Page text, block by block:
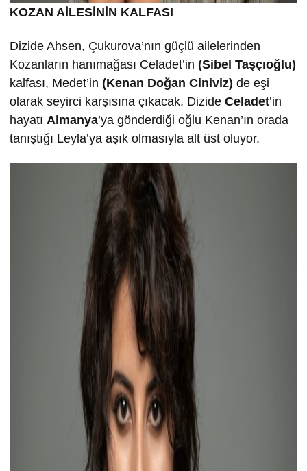
KOZAN AİLESİNİN KALFASI
Dizide Ahsen, Çukurova’nın güçlü ailelerinden
Kozanların hanımağası Celadet’in (Sibel Taşçıoğlu)
kalfası, Medet’in (Kenan Doğan Ciniviz) de eşi
olarak seyirci karşısına çıkacak. Dizide Celadet’in
hayatı Almanya’ya gönderdiği oğlu Kenan’ın orada
tanıştığı Leyla’ya aşık olmasıyla alt üst oluyor.